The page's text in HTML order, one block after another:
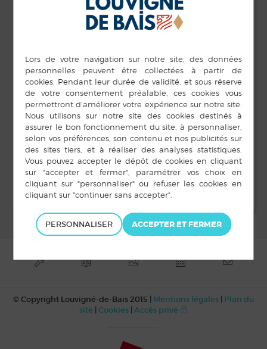
Ordre du jour de la séance du 11/07/2023
DÉTAILS
Date :
11 juillet 2023
Heure :
19 h 00 min à 23 h 00
min
LIEU
Salle Intermède
rue des Diligences
Louvigné-de-Bais ,
stages de modelage
pour les enfants
Stages de modelage
pour les enfants
© Copyright Louvigné-de-Bais 2015 | Mentions légales | Plan du
site | Cookies | Accès privé
PERSONNALISER